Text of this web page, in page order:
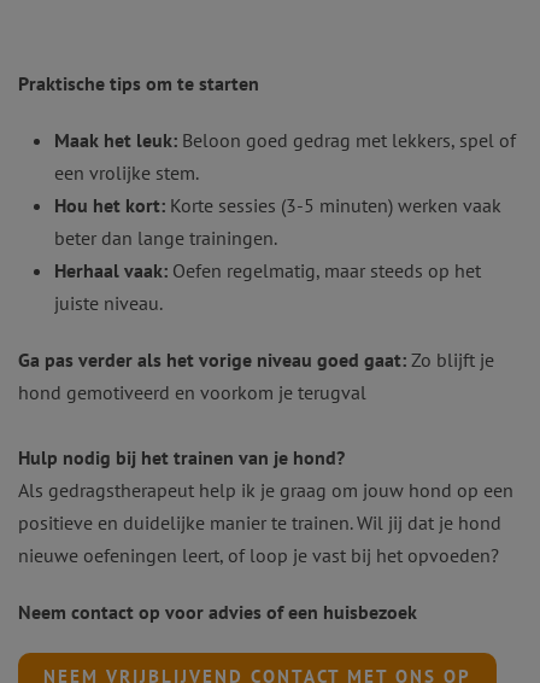
Praktische tips om te starten
Maak het leuk: Beloon goed gedrag met lekkers, spel of
een vrolijke stem.
Hou het kort: Korte sessies (3-5 minuten) werken vaak
beter dan lange trainingen.
Herhaal vaak: Oefen regelmatig, maar steeds op het
juiste niveau.
Ga pas verder als het vorige niveau goed gaat: Zo blijft je
hond gemotiveerd en voorkom je terugval
Hulp nodig bij het trainen van je hond?
Als gedragstherapeut help ik je graag om jouw hond op een
positieve en duidelijke manier te trainen. Wil jij dat je hond
nieuwe oefeningen leert, of loop je vast bij het opvoeden?
Neem contact op voor advies of een huisbezoek
NEEM VRIJBLIJVEND CONTACT MET ONS OP